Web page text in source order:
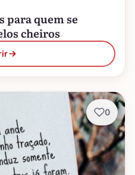
para quem se
cheiros
0